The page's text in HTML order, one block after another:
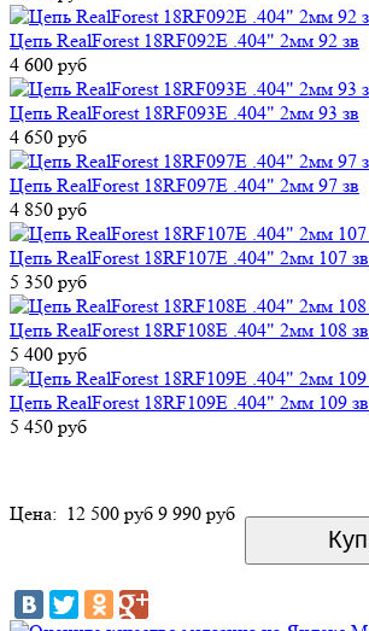
Цепь RealForest 18RF092E .404" 2мм 92 зв
4 600 руб
Цепь RealForest 18RF093E .404" 2мм 93 зв
4 650 руб
Цепь RealForest 18RF097E .404" 2мм 97 зв
4 850 руб
Цепь RealForest 18RF107E .404" 2мм 107 зв
5 350 руб
Цепь RealForest 18RF108E .404" 2мм 108 зв
5 400 руб
Цепь RealForest 18RF109E .404" 2мм 109 зв
5 450 руб
Цена: 12 500 руб 9 990 руб